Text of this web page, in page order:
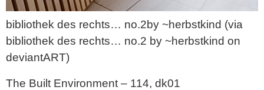
bibliothek des rechts… no.2by ~herbstkind (via
bibliothek des rechts… no.2 by ~herbstkind on
deviantART)
The Built Environment – 114, dk01